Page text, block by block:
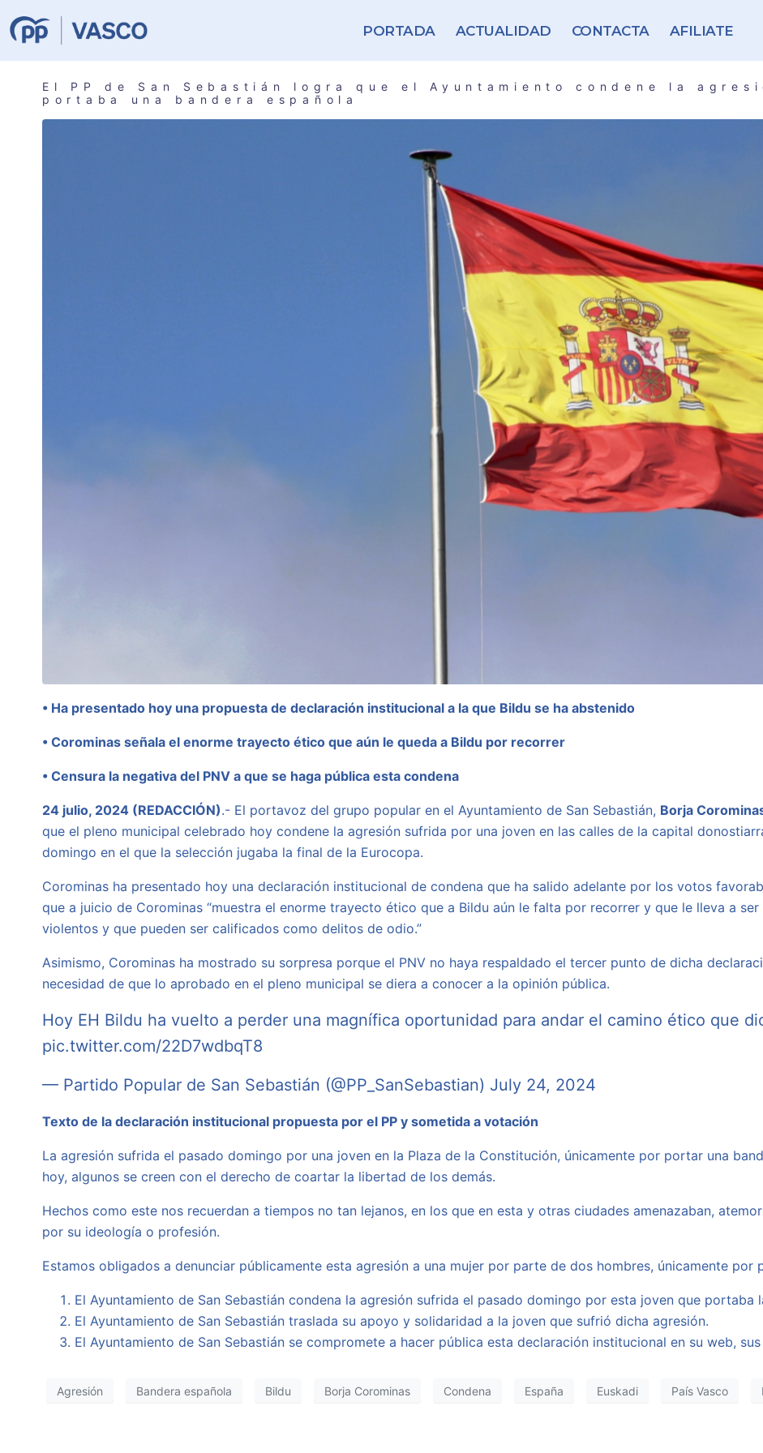
PORTADA ACTUALIDAD CONTACTA AFILIATE
El PP de San Sebastián logra que el Ayuntamiento condene la
portaba una bandera española
• Ha presentado hoy una propuesta de declaración institucional a la que Bildu se ha abstenido
• Corominas señala el enorme trayecto ético que aún le queda a Bildu por recorrer
• Censura la negativa del PNV a que se haga pública esta condena
24 julio, 2024 (REDACCIÓN).- El portavoz del grupo popular en el Ayuntamiento de San Sebastián, Borja
que el pleno municipal celebrado hoy condene la agresión sufrida por una joven en las calles de la capital
domingo en el que la selección jugaba la final de la Eurocopa.
Corominas ha presentado hoy una declaración institucional de condena que ha salido adelante por los votos
que a juicio de Corominas “muestra el enorme trayecto ético que a Bildu aún le falta por recorrer y que le lleva a
violentos y que pueden ser calificados como delitos de odio.”
Asimismo, Corominas ha mostrado su sorpresa porque el PNV no haya respaldado el tercer punto de dicha
necesidad de que lo aprobado en el pleno municipal se diera a conocer a la opinión pública.
Hoy EH Bildu ha vuelto a perder una magnífica oportunidad para andar el camino ético que
pic.twitter.com/22D7wdbqT8
— Partido Popular de San Sebastián (@PP_SanSebastian) July 24, 2024
Texto de la declaración institucional propuesta por el PP y sometida a votación
La agresión sufrida el pasado domingo por una joven en la Plaza de la Constitución, únicamente por portar una
hoy, algunos se creen con el derecho de coartar la libertad de los demás.
Hechos como este nos recuerdan a tiempos no tan lejanos, en los que en esta y otras ciudades amenazaban,
por su ideología o profesión.
Estamos obligados a denunciar públicamente esta agresión a una mujer por parte de dos hombres, únicamente por
El Ayuntamiento de San Sebastián condena la agresión sufrida el pasado domingo por esta joven que portaba
El Ayuntamiento de San Sebastián traslada su apoyo y solidaridad a la joven que sufrió dicha agresión.
El Ayuntamiento de San Sebastián se compromete a hacer pública esta declaración institucional en su web,
Agresión Bandera española Bildu Borja Corominas Condena España Euskadi País Vasco